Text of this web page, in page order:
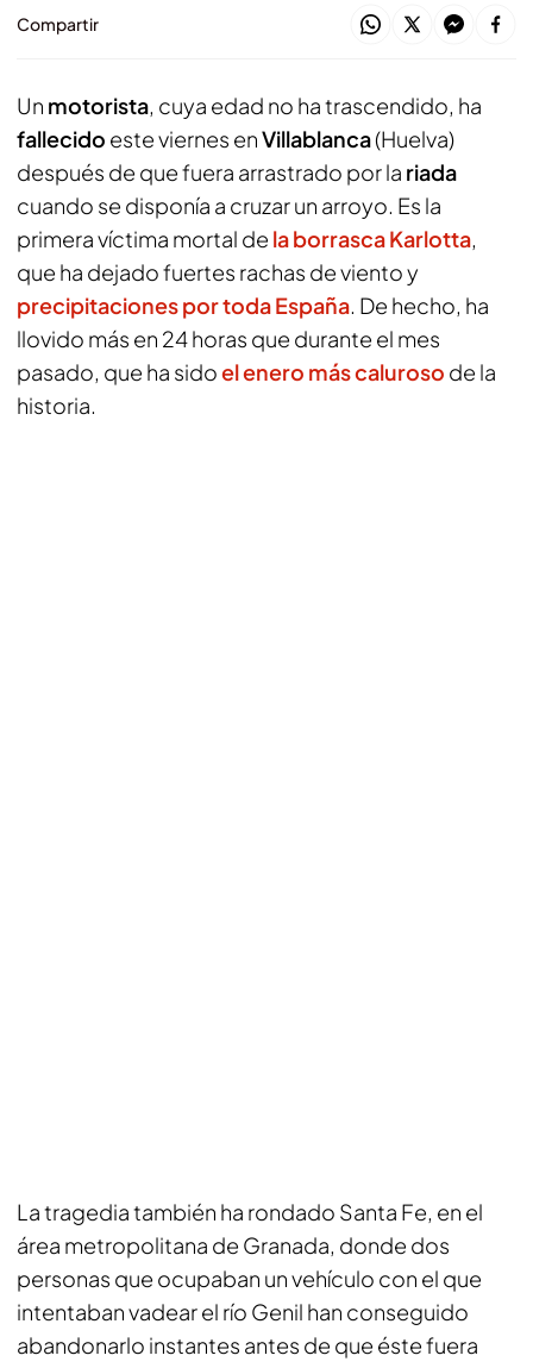
Compartir
Un motorista, cuya edad no ha trascendido, ha
fallecido este viernes enVillablanca(Huelva)
después de que fuera arrastrado por la riada
cuando se disponía a cruzar un arroyo. Es la
primera víctima mortal de la borrasca Karlotta,
que ha dejado fuertes rachas de viento y
precipitaciones por toda España. De hecho, ha
llovido más en 24 horas que durante el mes
pasado, que ha sidoel enero más caluroso de la
historia.
La tragedia también ha rondado Santa Fe, en el
área metropolitana de Granada, donde dos
personas que ocupaban un vehículo con el que
intentaban vadear el río Genil han conseguido
abandonarlo instantes antes de que éste fuera